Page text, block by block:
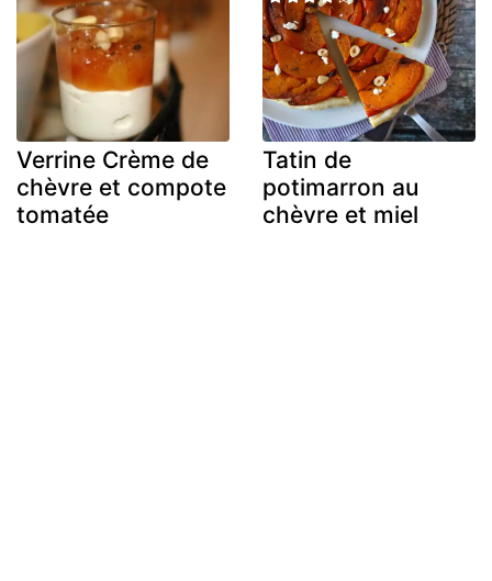
Verrine Crème de
chèvre et compote
tomatée
Tatin de
potimarron au
chèvre et miel